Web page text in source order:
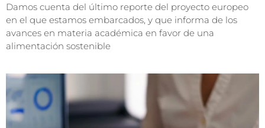
Damos cuenta del último reporte del proyecto europeo
en el que estamos embarcados, y que informa de los
avances en materia académica en favor de una
alimentación sostenible